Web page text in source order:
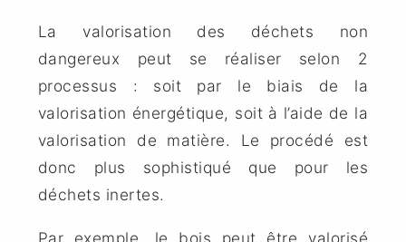
La valorisation des déchets non
dangereux peut se réaliser selon 2
processus : soit par le biais de la
valorisation énergétique, soit à l’aide de la
valorisation de matière. Le procédé est
donc plus sophistiqué que pour les
déchets inertes.
Par exemple, le bois peut être valorisé